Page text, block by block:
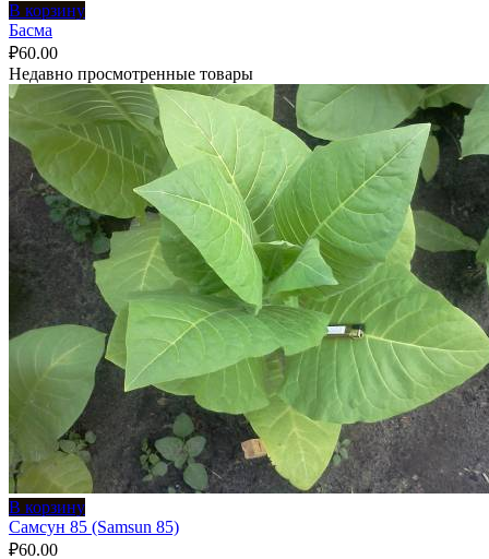
В корзину
Басма
₽60.00
Недавно просмотренные товары
В корзину
Самсун 85 (Samsun 85)
₽60.00